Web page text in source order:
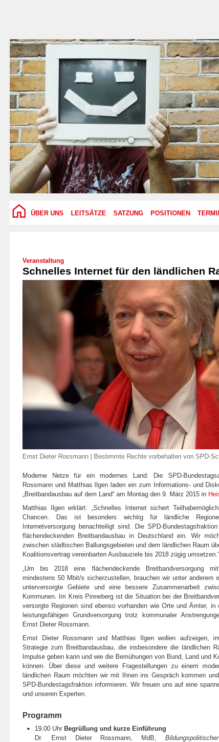
ÜBER UNS LEITSÄTZE SATZUNG POSITIONEN
Veranstaltung
Schnelles Internet für den ländlichen
Ernst Dieter Rossmann | Bestimmte Rechte vorbehalten von SPD-
Moderne Netze für ein modernes Land: Die SPD-
Rossmann und Matthias Ilgen laden ein zum Informations- und
„Breitbandausbau auf dem Land“ am Montag den 9. März 2015 in
Matthias Ilgen erklärt: „Schnelles Internet sichert
Chancen. Das ist besonders wichtig für ländliche
Internetversorgung benachteiligt sind. Die SPD-
flächendeckenden Breitbandausbau in Deutschland ein. Wir
zwischen städtischen Ballungsgebieten und dem ländlichen Raum
Koalitionsvertrag vereinbarten Ausbauziele bis 2018 zügig umsetzen.“
„Um bis 2018 eine flächendeckende Breitbandversorgung
mindestens 50 Mbit/s sicherzustellen, brauchen wir unter anderem
unterversorgte Gebiete und eine bessere Zusammenarbeit
Kommunen. Im Kreis Pinneberg ist die Situation bei der
versorgte Regionen sind ebenso vorhanden wie Orte und Ämter, in
leistungsfähigen Grundversorgung trotz kommunaler
Ernst Dieter Rossmann.
Ernst Dieter Rossmann und Matthias Ilgen wollen aufzeigen,
Strategie zum Breitbandausbau, die insbesondere die ländlichen
Impulse geben kann und wie die Bemühungen von Bund, Land und
können. Über diese und weitere Fragestellungen zu einem
ländlichen Raum möchten wir mit Ihnen ins Gespräch kommen
SPD-Bundestagsfraktion informieren. Wir freuen uns auf eine
und unseren Experten.
Programm
19.00 Uhr Begrüßung und kurze Einführung
Dr. Ernst Dieter Rossmann, MdB,